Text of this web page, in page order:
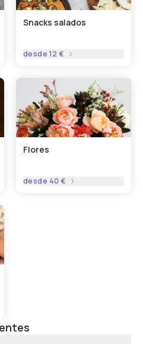
Snacks salados
desde 12 €
Flores
desde 40 €